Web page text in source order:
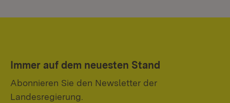
Immer auf dem neuesten Stand
Abonnieren Sie den Newsletter der
Landesregierung.